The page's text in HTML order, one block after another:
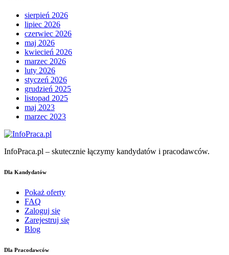
sierpień 2026
lipiec 2026
czerwiec 2026
maj 2026
kwiecień 2026
marzec 2026
luty 2026
styczeń 2026
grudzień 2025
listopad 2025
maj 2023
marzec 2023
InfoPraca.pl – skutecznie łączymy kandydatów i pracodawców.
Dla Kandydatów
Pokaż oferty
FAQ
Zaloguj się
Zarejestruj się
Blog
Dla Pracodawców